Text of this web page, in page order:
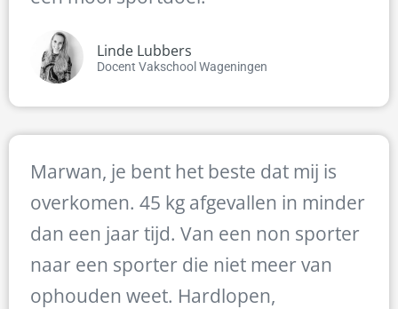
Linde Lubbers
Docent Vakschool Wageningen
Marwan, je bent het beste dat mij is
overkomen. 45 kg afgevallen in minder
dan een jaar tijd. Van een non sporter
naar een sporter die niet meer van
ophouden weet. Hardlopen,